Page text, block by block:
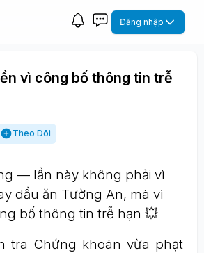
Đăng nhập
vì công bố thông tin trễ
Theo Dõi
— lần này không phải vì
dầu ăn Tường An, mà vì
bố thông tin trễ hạn 💥
tra Chứng khoán vừa phạt